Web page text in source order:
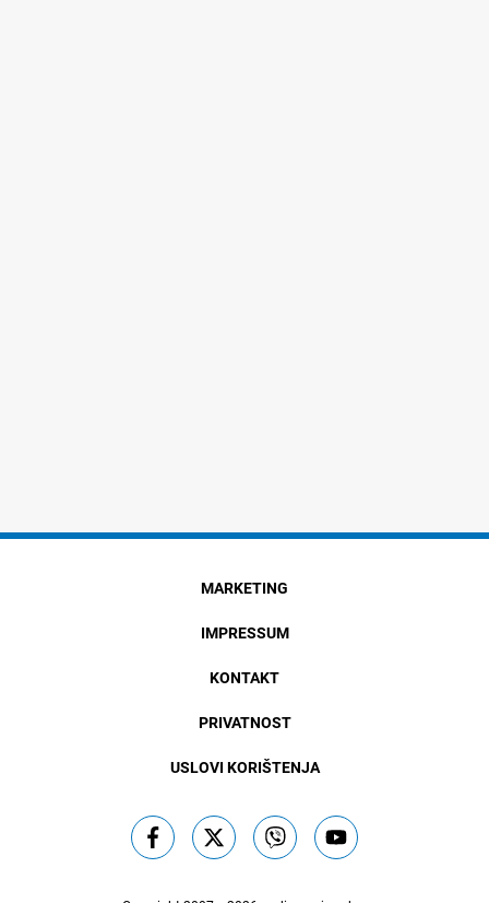
MARKETING
IMPRESSUM
KONTAKT
PRIVATNOST
USLOVI KORIŠTENJA